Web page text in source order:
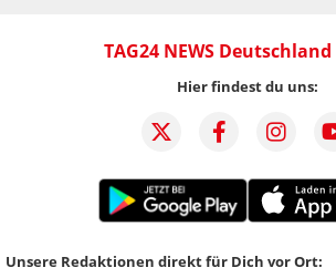
TAG24 NEWS
Hier findest du uns:
Unsere Redaktionen direkt für Dich vor Ort: